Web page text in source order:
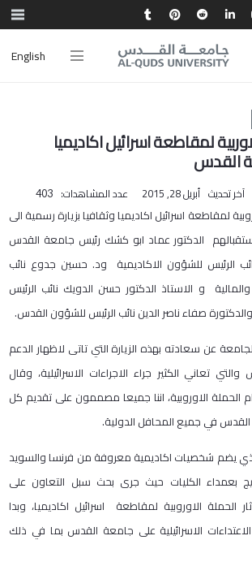
English
لمقاطعة اسرائيل اكاديميا
القدس
آخر تحديث أبريل 28, 2015 عدد المشاهدات: 403
لمقاطعة اسرائيل اكاديميا وثقافيا بزيارة رسمية الى
الدكتور عماد ابو كشك رئيس جامعة القدس
نائب الرئيس للشؤون الاكاديمية ود. حسين جدوع نائب
و الاستاذ الدكتور حسن الدويك نائب الرئيس
صفاء ناصر الدين نائب الرئيس للشؤون القدس.
عن سعادته بهذه الزيارة التي تاتى لاظهار الدعم
تعاني الكثير جراء الاجراءات الاسرائيلية، وقال
الحملة الاوروبية، اننا جميعا مصممون على تقديم كل
في جميع المحافل الدولية.
يضم شخصيات اكاديمية معروفة من فرنسا والسويد
بعمداء الكليات حيث جرى بحث سبل التعاون على
الحملة الاوروبية لمقاطعة اسرائيل اكاديميا، وبدا
الاسرائيلية على جامعة القدس بما في ذلك